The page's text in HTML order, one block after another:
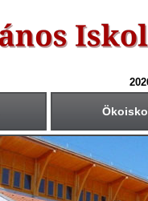
Krétában kiértesített